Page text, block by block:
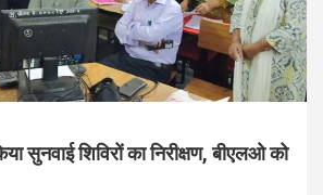
सुनवाई शिविरों का निरीक्षण, बीएलओ को